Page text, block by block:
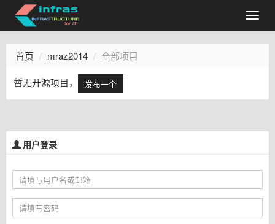
首页 mraz2014 全部项目
暂无开源项目， 发布一个
用户登录